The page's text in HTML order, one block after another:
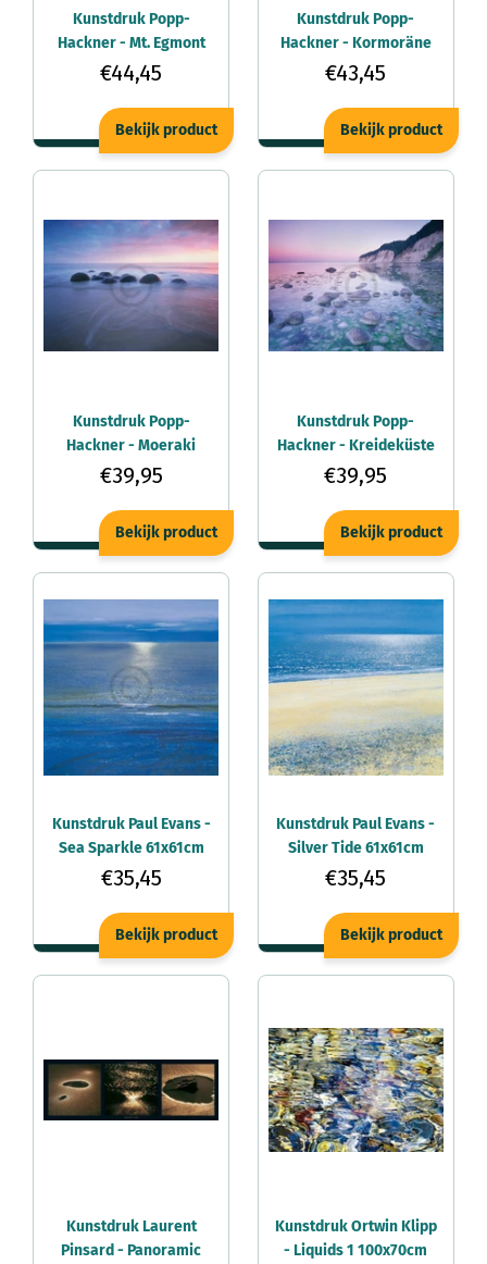
Kunstdruk Popp-
Hackner - Mt. Egmont
70x90cm
€44,45
Bekijk product
Kunstdruk Popp-
Hackner - Kormoräne
100x50cm
€43,45
Bekijk product
Kunstdruk Popp-
Hackner - Moeraki
Boulders 80x60cm
€39,95
Bekijk product
Kunstdruk Popp-
Hackner - Kreideküste
Rügen 80x60cm
€39,95
Bekijk product
Kunstdruk Paul Evans -
Sea Sparkle 61x61cm
€35,45
Bekijk product
Kunstdruk Paul Evans -
Silver Tide 61x61cm
€35,45
Bekijk product
Kunstdruk Laurent
Pinsard - Panoramic
Kunstdruk Ortwin Klipp
- Liquids 1 100x70cm